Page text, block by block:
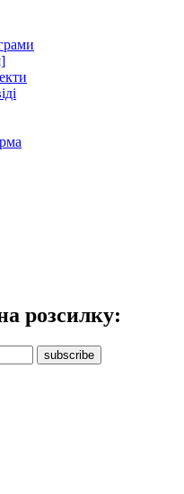
розсилку:
subscribe